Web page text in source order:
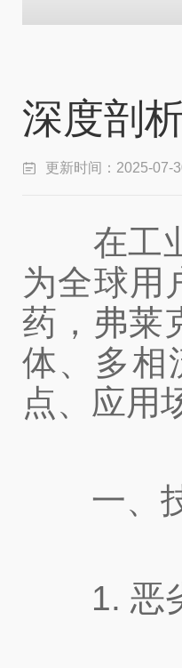
深度剖
更新时间：2025-07-
在工业
为全球用
药，弗莱
体、多相
点、应用
一、技
1. 恶劣